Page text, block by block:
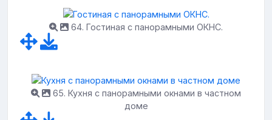
64. Гостиная с панорамными ОКНС.
65. Кухня с панорамными окнами в частном
доме